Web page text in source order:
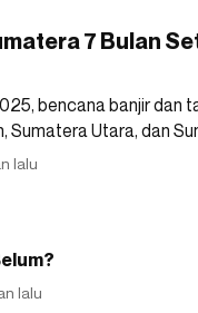
7 Bulan
bencana banjir dan
Sumatera Utara, dan
lalu
lalu